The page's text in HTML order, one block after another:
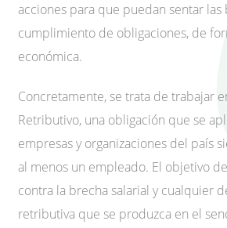
acciones para que puedan sentar las
cumplimiento de obligaciones, de
económica.
Concretamente, se trata de trabajar
Retributivo, una obligación que se
empresas y organizaciones del país
al menos un empleado. El objetivo
contra la brecha salarial y cualquier
retributiva que se produzca en el